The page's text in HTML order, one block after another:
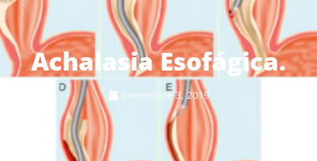
Achalasia Esofágica.
noviembre 3, 2019